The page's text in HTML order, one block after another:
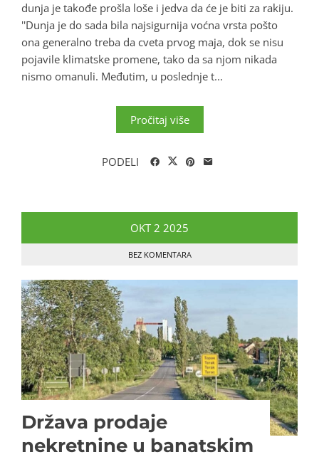
dunja je takođe prošla loše i jedva da će je biti za rakiju.
''Dunja je do sada bila najsigurnija voćna vrsta pošto
ona generalno treba da cveta prvog maja, dok se nisu
pojavile klimatske promene, tako da sa njom nikada
nismo omanuli. Međutim, u poslednje t...
Pročitaj više
PODELI
OKT 2 2025
BEZ KOMENTARA
Država prodaje
nekretnine u banatskim